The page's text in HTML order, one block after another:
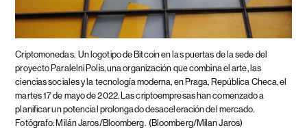
Criptomonedas. Un logotipo de Bitcoin en las puertas de la sede del
proyecto Paralelni Polis, una organización que combina el arte, las
ciencias sociales y la tecnología moderna, en Praga, República Checa, el
martes 17 de mayo de 2022. Las criptoempresas han comenzado a
planificar un potencial prolongado desaceleración del mercado.
Fotógrafo: Milán Jaros/Bloomberg. (Bloomberg/Milan Jaros)